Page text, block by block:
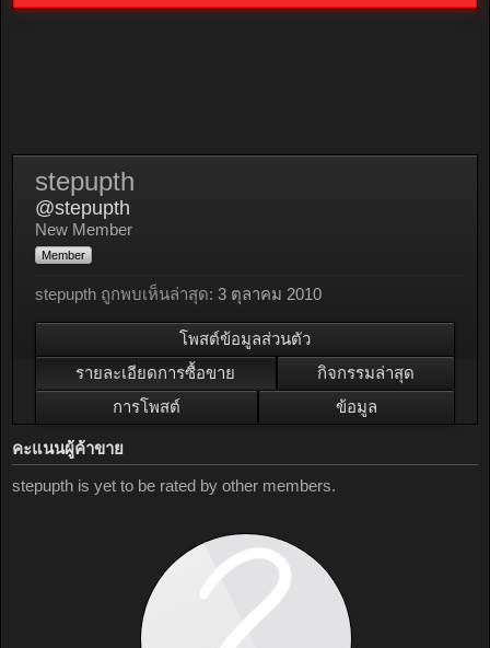
stepupth
@stepupth
New Member
Member
stepupth ถูกพบเห็นล่าสุด: 3 ตุลาคม 2010
โพสต์ข้อมูลส่วนตัว
รายละเอียดการซื้อขาย
กิจกรรมล่าสุด
การโพสต์
ข้อมูล
คะแนนผู้ค้าขาย
stepupth is yet to be rated by other members.